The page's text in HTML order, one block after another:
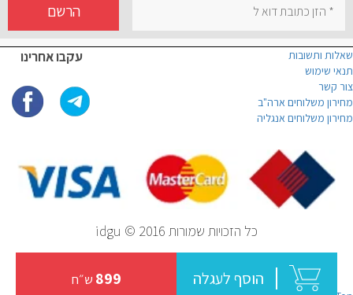
הוסף לעגלה 899 ש״ח
הרשם
עקבו אחרינו
שאלות ותשובות
תנאי שימוש
צור קשר
מחירון משלוחים ארה"ב
מחירון משלוחים אנגליה
כל הזכויות שמורות idgu © 2016